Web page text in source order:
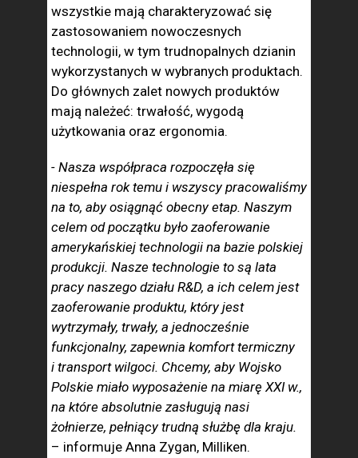
wszystkie mają charakteryzować się
zastosowaniem nowoczesnych
technologii, w tym trudnopalnych dzianin
wykorzystanych w wybranych produktach.
Do głównych zalet nowych produktów
mają należeć: trwałość, wygodą
użytkowania oraz ergonomia.
- Nasza współpraca rozpoczęła się
niespełna rok temu i wszyscy pracowaliśmy
na to, aby osiągnąć obecny etap. Naszym
celem od początku było zaoferowanie
amerykańskiej technologii na bazie polskiej
produkcji. Nasze technologie to są lata
pracy naszego działu R&D, a ich celem jest
zaoferowanie produktu, który jest
wytrzymały, trwały, a jednocześnie
funkcjonalny, zapewnia komfort termiczny
i transport wilgoci. Chcemy, aby Wojsko
Polskie miało wyposażenie na miarę XXI w.,
na które absolutnie zasługują nasi
żołnierze, pełniący trudną służbę dla kraju.
– informuje Anna Zygan, Milliken.